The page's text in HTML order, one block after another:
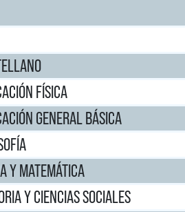
FÍSICA
GENERAL BÁSICA
Y MATEMÁTICA
Y CIENCIAS SOCIALES